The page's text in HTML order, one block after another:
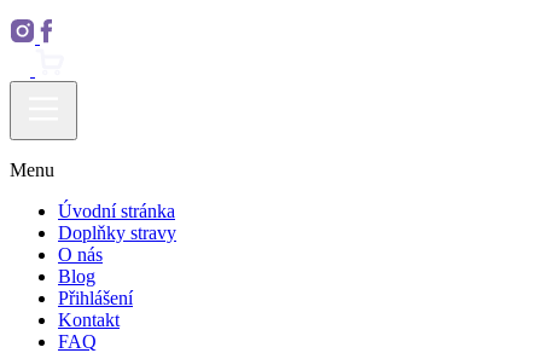
Menu
Úvodní stránka
Doplňky stravy
O nás
Blog
Přihlášení
Kontakt
FAQ